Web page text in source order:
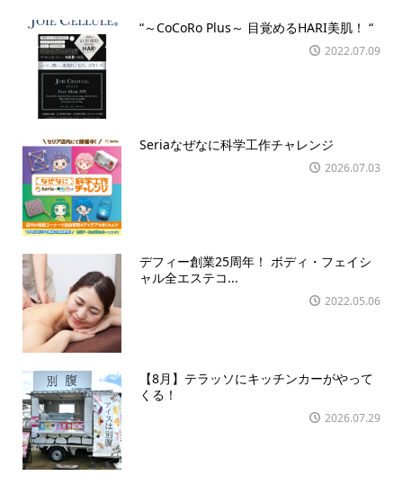
“～CoCoRo Plus～ 目覚めるHARI美肌！ “
2022.07.09
Seriaなぜなに科学工作チャレンジ
2026.07.03
デフィー創業25周年！ ボディ・フェイシ
ャル全エステコ...
2022.05.06
【8月】テラッソにキッチンカーがやって
くる！
2026.07.29